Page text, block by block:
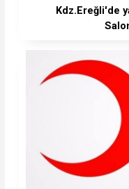
Kdz.Ereğli'de